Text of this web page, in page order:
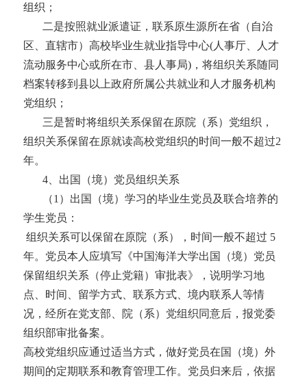
组织；
二是按照就业派遣证，联系原生源所在省（自治
区、直辖市）高校毕业生就业指导中心(人事厅、人才
流动服务中心或所在市、县人事局)，将组织关系随同
档案转移到县以上政府所属公共就业和人才服务机构
党组织；
三是暂时将组织关系保留在原院（系）党组织，
组织关系保留在原就读高校党组织的时间一般不超过2
年。
4、出国（境）党员组织关系
（1）出国（境）学习的毕业生党员及联合培养的
学生党员：
组织关系可以保留在原院（系），时间一般不超过 5
年。党员本人应填写《中国海洋大学出国（境）党员
保留组织关系（停止党籍）审批表》，说明学习地
点、时间、留学方式、联系方式、境内联系人等情
况，经所在党支部、院（系）党组织同意后，报党委
组织部审批备案。
高校党组织应通过适当方式，做好党员在国（境）外
期间的定期联系和教育管理工作。党员归来后，依据